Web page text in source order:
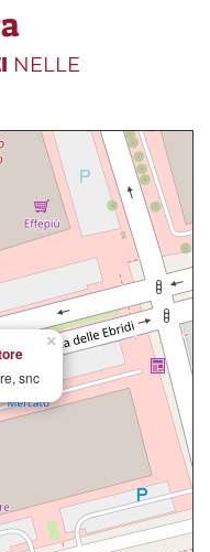
NELLE
×
snc